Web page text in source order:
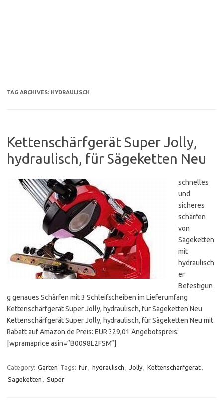
TAG ARCHIVES: HYDRAULISCH
Kettenschärfgerät Super Jolly,
hydraulisch, für Sägeketten Neu
schnelles
und
sicheres
schärfen
von
Sägeketten
mit
hydraulisch
er
Befestigun
g genaues Schärfen mit 3 Schleifscheiben im Lieferumfang
Kettenschärfgerät Super Jolly, hydraulisch, für Sägeketten Neu
Kettenschärfgerät Super Jolly, hydraulisch, für Sägeketten Neu mit
Rabatt auf Amazon.de Preis: EUR 329,01 Angebotspreis:
[wpramaprice asin=”B0098L2FSM”]
Category: Garten Tags: für, hydraulisch , Jolly, Kettenschärfgerät,
Sägeketten , Super